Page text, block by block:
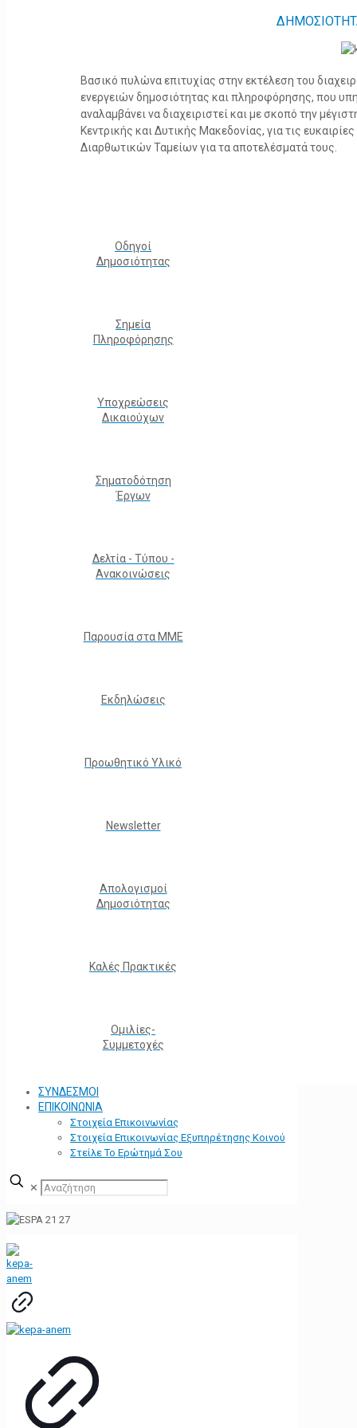
Βασικό πυλώνα επιτυχίας στην εκτέλεση του
ενεργειών δημοσιότητας και πληροφόρησης, που
αναλαμβάνει να διαχειριστεί και με σκοπό την
Κεντρικής και Δυτικής Μακεδονίας, για τις
Διαρθωτικών Ταμείων για τα αποτελέσματά τους.
Οδηγοί
Δημοσιότητας
Σημεία
Πληροφόρησης
Υποχρεώσεις
Δικαιούχων
Σηματοδότηση
Έργων
Δελτία - Τύπου -
Ανακοινώσεις
Παρουσία στα ΜΜΕ
Εκδηλώσεις
Προωθητικό Υλικό
Νewsletter
Απολογισμοί
Δημοσιότητας
Καλές Πρακτικές
Ομιλίες-
Συμμετοχές
ΣΥΝΔΕΣΜΟΙ
ΕΠΙΚΟΙΝΩΝΙΑ
Στοιχεία Επικοινωνίας
Στοιχεία Επικοινωνίας Εξυπηρέτησης Κοινού
Στείλε Το Ερώτημά Σου
✕